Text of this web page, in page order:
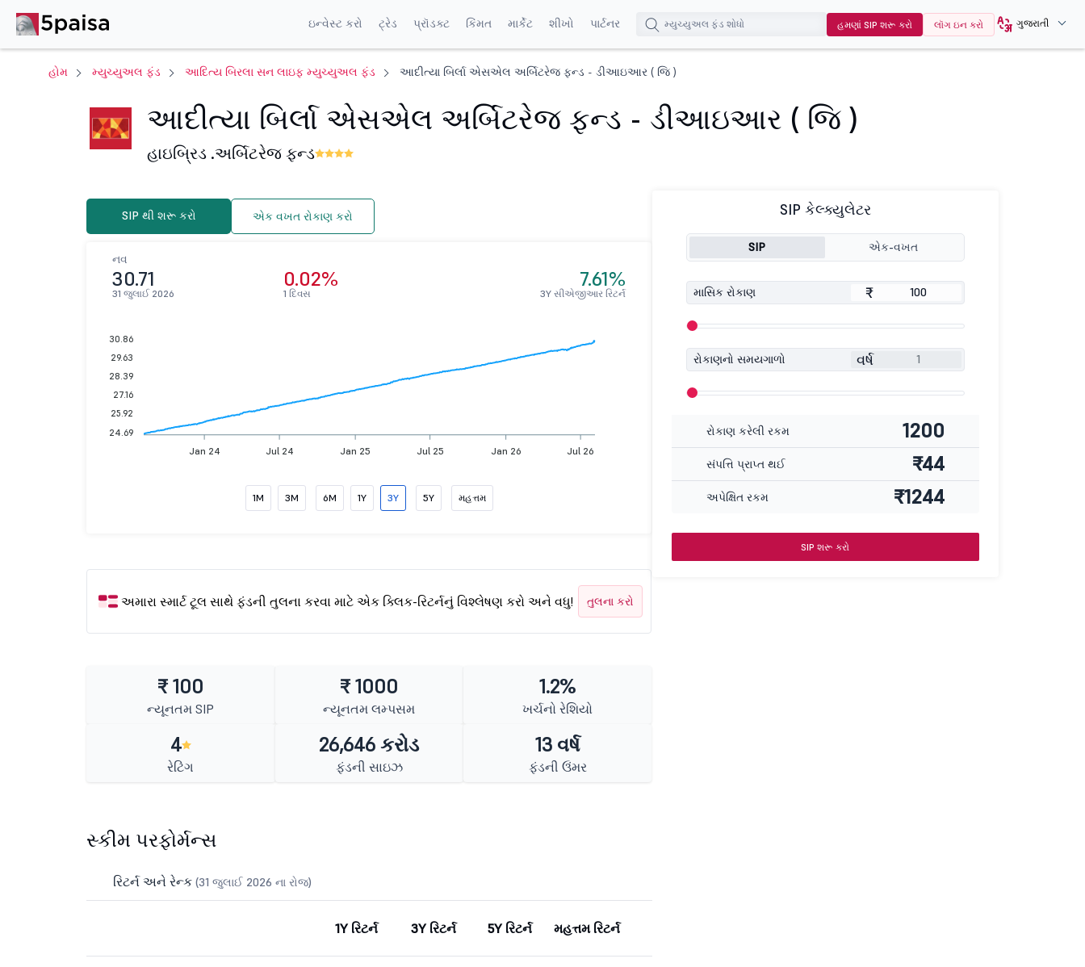
ઇન્વેસ્ટ કરો ટ્રેડ પ્રૉડક્ટ કિંમત માર્કેટ શીખો પાર્ટનર હમણાં SIP શરૂ કરો લૉગ ઇન કરો ગુજરાતી
હોમ મ્યુચ્યુઅલ ફંડ આદિત્ય બિરલા સન લાઇફ મ્યુચ્યુઅલ ફંડ આદીત્યા બિર્લા એસએલ અર્બિટરેજ ફન્ડ - ડીઆઇઆર ( જિ )
આદીત્યા બિર્લા એસએલ અર્બિટરેજ ફન્ડ - ડીઆઇઆર ( જિ )
હાઇબ્રિડ .અર્બિટરેજ ફન્ડ
SIP થી શરૂ કરો એક વખત રોકાણ કરો
નવ
30.71
31 જુલાઈ 2026
0.02%
1 દિવસ
7.61%
3Y સીએજીઆર રિટર્ન
Jan 24 Jul 24 Jan 25 Jul 25 Jan 26 Jul 26
30.86
29.63
28.39
27.16
25.92
24.69
1M 3M 6M 1Y 3Y 5Y મહત્તમ
અમારા સ્માર્ટ ટૂલ સાથે ફંડની તુલના કરવા માટે એક ક્લિક-રિટર્નનું વિશ્લેષણ કરો અને વધુ! તુલના કરો
₹ 100
ન્યૂનતમ SIP
₹ 1000
ન્યૂનતમ લમ્પસમ
1.2%
ખર્ચનો રેશિયો
4
રેટિંગ
26,646 કરોડ
ફંડની સાઇઝ
13 વર્ષ
ફંડની ઉંમર
સ્કીમ પરફોર્મન્સ
રિટર્ન અને રેન્ક (31 જુલાઈ 2026 ના રોજ)
1Y રિટર્ન 3Y રિટર્ન 5Y રિટર્ન મહત્તમ રિટર્ન
SIP કેલ્ક્યુલેટર
SIP એક-વખત
માસિક રોકાણ ₹
રોકાણનો સમયગાળો વર્ષ
રોકાણ કરેલી રકમ 1200
સંપત્તિ પ્રાપ્ત થઈ ₹44
અપેક્ષિત રકમ ₹1244
SIP શરૂ કરો